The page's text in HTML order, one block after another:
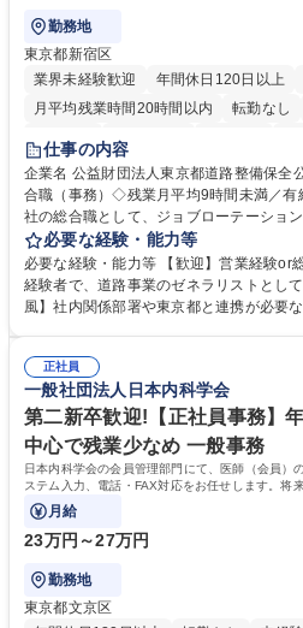
勤務地
東京都新宿区
業界未経験歓迎
年間休日120日以上
月平均残業時間20時間以内
転勤なし
研修あり
退職金あり
駅近5分以内
資格取得手当あり 食
仕事の内容
企業名 公益財団法人東京都道路整備保全公社 求人名 【都庁グルー
合職（事務）◇残業月平均9時間未満／有給年平均
社の総合職として、ジョブローテーショ
等のフロント部門の部署等幅広い部署で
制度やキャリア支援が充実しております！ ※下記業
管理部門：広報、人事、経理など当公社
門：駐車場の新規開拓、管理運営、新宿
道路施設や道路工事現場の見学ツアー事
へ配属。※業務内容変更の範囲：会社の定める業務 募集職
ープ】総合職（事務）◇残業月平均9時間
必要な経験・能力等
必要な経験・能力等 【歓迎】営業経験or
経験者で、道路事業のゼネラリストとし
風】社内関係部署や東京都と連携が必要
部門など多岐に渡る業務を経験できます
事業の他、新宿駅西口広場内に設置され
イン」の管理運営を行うなど、事業収益
います。 学歴・資格 学歴：大学院 大学 高専 短大 専修学校 高校 語学力：
資格：
正社員
一般社団法人日本内科学会
第二新卒歓迎!【正社員事務】
中心で残業少なめ 一般事務
日本内科学会の会員管理部門にて、医師（会員）
ステム入力、電話・FAX対応をお任せします。将
などにも幅広く携わっていただきます。
月給
23万円～27万円
勤務地
東京都文京区